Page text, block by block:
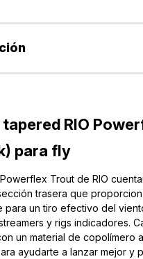
tapered RIO
para fly
Trout de RIO
trasera que
para un tiro efectivo del
y rigs indicadores.
un material de copolímero
ayudarte a lanzar mejor y